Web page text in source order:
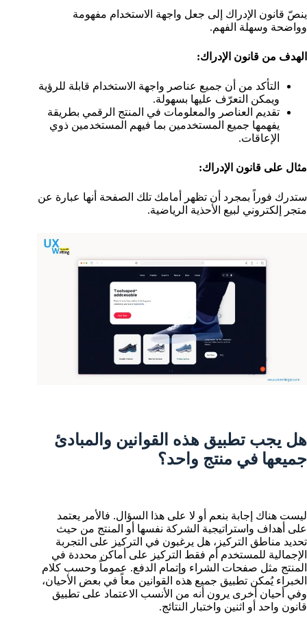
ينصّ قانون الإدراك إلى جعل واجهة الاستخدام مفهومة
وواضحة وسهلة الفهم.
الهدف من قانون الإدراك:
التأكد من أن جميع عناصر واجهة الاستخدام قابلة للرؤية
ويمكن التعرّف عليها بسهولة.
تقديم العناصر والمعلومات في المنتج الرقمي بطريقة
يفهمها جميع المستخدمين بما فيهم المستخدمين ذوي
الإعاقات.
مثال على قانون الإدراك:
ستدرك فوراً بمجرد أن تظهر أمامك تلك الصفحة أنها عبارة عن
متجر إلكتروني لبيع الأحذية الرياضية.
هل يجب تطبيق هذه القوانين والمبادئ
جميعها في منتج واحد؟
ليست هناك إجابة بنعم أو لا على هذا السؤال. فالأمر يعتمد
على أهداف واستراتيجية الشركة نفسها أو المنتج من حيث
تحديد مناطق التركيز، هل يرغبون في التركيز على التجربة
الإجمالية للمستخدم أم فقط التركيز على أماكن محددة في
المنتج مثل صفحات الشراء وإتمام الدفع. عموماً وحسب كلام
الخبراء يُمكن تطبيق جميع هذه القوانين معاً في بعض الأحيان،
وفي أحيان أخرى يرون أنه من الأنسب الاعتماد على تطبيق
قانون واحد أو اثنين واختبار النتائج.